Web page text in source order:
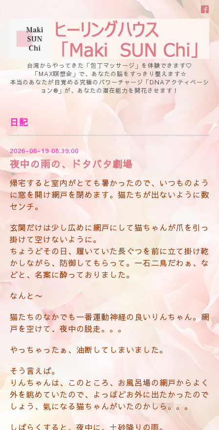
台湾からやってきた「包丁マッサージ」を体験できます♡
「MAX瞑想会」で、あなたの脳をすっきり整えます☆
本当のあなたが目覚める究極のパワーチャージ「DNAアクティベーシ
ョン®」が、あなたの潜在能力を開花させます！
日記
2026-06-19 08:39:00
夜中の雨の、ドタバタ劇場
帰宅すると室内がとても暑かったので、いつものよう
に窓を開け網戸を閉めます。猫たちが出ないように数
センチ。
玄関だけは少し広めに網戸にして猫ちゃんが爪を引っ
掛けて空けないように。
ちょうどその日、履いていた長ぐつを前に立て掛け乾
かしながら、防御してもらって。一石二鳥だわぁ、な
どと、名案に酔っておりました。
なんと〜
猫たちのなかでも一番運動神経の良いりんちゃん。網
戸を空けて、夜中の脱走。。。
やっちゃったぁ、油断してしまいました。
そう言えば。
りんちゃんは、このところ、お風呂場の網戸からよく
外を眺めていたので、よっぽどお外に出たかったので
しょう、氣になる猫ちゃんがいたのかしら。。。
しばらくすると、夜中に、土砂降りの雨。